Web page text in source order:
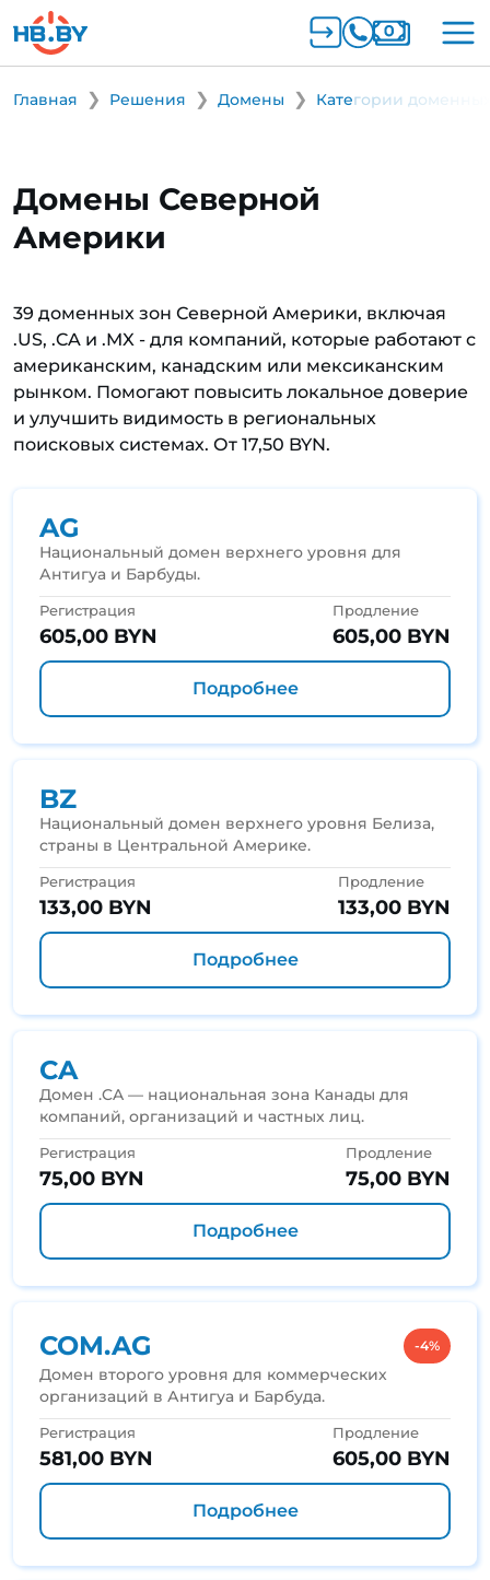
Главная Решения Домены Категории
Домены Северной
Америки
39 доменных зон Северной Америки, включая
.US, .CA и .MX - для компаний, которые работают с
американским, канадским или мексиканским
рынком. Помогают повысить локальное доверие
и улучшить видимость в региональных
поисковых системах. От 17,50 BYN.
AG
Национальный домен верхнего уровня для
Антигуа и Барбуды.
Регистрация
605,00 BYN
Продление
605,00 BYN
Подробнее
BZ
Национальный домен верхнего уровня Белиза,
страны в Центральной Америке.
Регистрация
133,00 BYN
Продление
133,00 BYN
Подробнее
CA
Домен .CA — национальная зона Канады для
компаний, организаций и частных лиц.
Регистрация
75,00 BYN
Продление
75,00 BYN
Подробнее
COM.AG -4%
Домен второго уровня для коммерческих
организаций в Антигуа и Барбуда.
Регистрация
581,00 BYN
Продление
605,00 BYN
Подробнее